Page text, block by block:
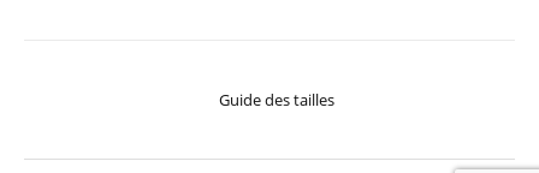
Guide des tailles